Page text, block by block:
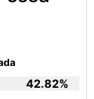
42.82%